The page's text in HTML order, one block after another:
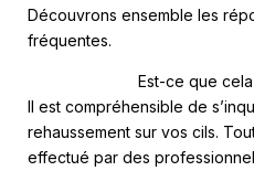
Découvrons ensemble les
fréquentes.
Est-ce que
Il est compréhensible de
rehaussement sur vos cils.
effectué par des